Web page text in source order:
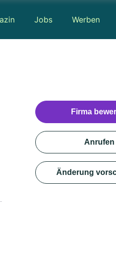
Jobs Werben
Firma
Anrufen
Änderung